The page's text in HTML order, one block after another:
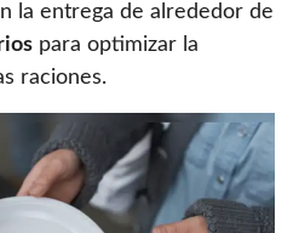
la entrega de alrededor de
para optimizar la
raciones.